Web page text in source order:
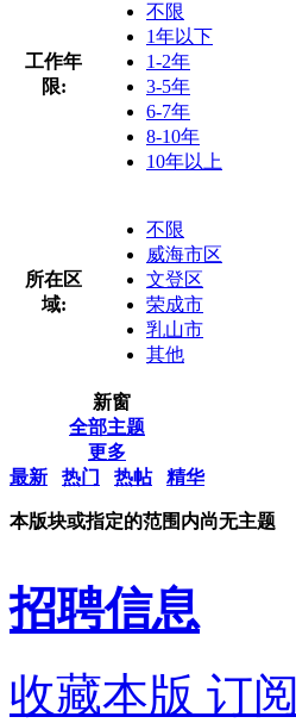
工作年
限:
不限
1年以下
1-2年
3-5年
6-7年
8-10年
10年以上
所在区
域:
不限
威海市区
文登区
荣成市
乳山市
其他
新窗
全部主题
更多
最新
热门 热帖 精华
本版块或指定的范围内尚无主题
招聘信息
收藏本版 订阅